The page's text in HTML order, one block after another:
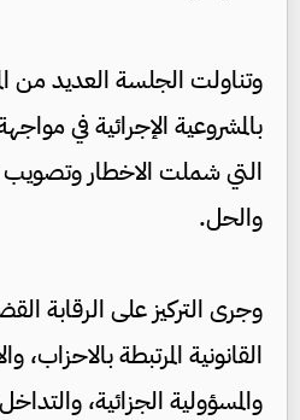
وتناولت الجلسة العديد من
بالمشروعية الإجرائية في
التي شملت الاخطار وتصويب
والحل.
وجرى التركيز على الرقابة
القانونية المرتبطة بالاحزاب،
والمسؤولية الجزائية،